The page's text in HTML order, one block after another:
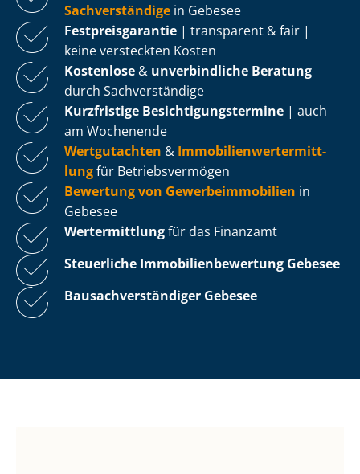
Sachverständige in Gebesee
Fest­preis­ga­ran­tie | transparent & fair |
keine versteckten Kosten
Kostenlose & unverbindliche Beratung
durch Sachverständige
Kurzfristige Be­sich­ti­gungs­ter­mi­ne | auch
am Wochenende
Wertgutachten & Im­mo­bi­li­en­wert­ermitt­
lungfür Be­triebs­ver­mö­gen
Bewertung von Ge­wer­be­im­mo­bi­li­en in
Gebesee
Wertermittlungfür das Finanzamt
Steuerliche Im­mo­bi­li­en­be­wer­tung Gebesee
Bau­sach­ver­stän­di­ger Gebesee